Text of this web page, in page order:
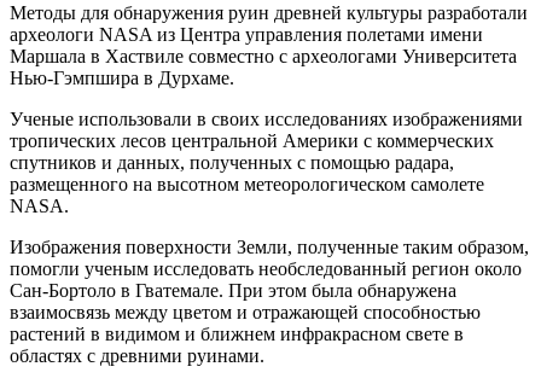
Методы для обнаружения руин древней культуры разработали
археологи NASA из Центра управления полетами имени
Маршала в Хаствиле совместно с археологами Университета
Нью-Гэмпшира в Дурхаме.
Ученые использовали в своих исследованиях изображениями
тропических лесов центральной Америки с коммерческих
спутников и данных, полученных с помощью радара,
размещенного на высотном метеорологическом самолете
NASA.
Изображения поверхности Земли, полученные таким образом,
помогли ученым исследовать необследованный регион около
Сан-Бортоло в Гватемале. При этом была обнаружена
взаимосвязь между цветом и отражающей способностью
растений в видимом и ближнем инфракрасном свете в
областях с древними руинами.